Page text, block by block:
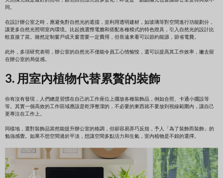
同。
在設計辦公室之時，應避免對自然光的遮擋，並利用透明建材，如玻璃等對空間進行功能劃分，
讓更多自然光照明室內環境。比起挑選慳電膽和搭配各種模式的特色燈具，引入自然光的設計比
較直接了當。雖然定制窗戶或天窗需要一定費用，但長遠來看可以節約能源，節省電費。
此外，多項研究表明，辦公室的自然光不僅能令員工心情愉悅，還可以提高其工作效率，撇去留
在辦公室的局促感。
3. 用室內植物代替累贅的裝飾
你有沒有發現，人們總是習慣在自己的工作座位上擺放各種裝飾品，例如合照、卡通小擺設等
等。其實一個高效的工作區域應該是乾淨整潔的，不必要的東西就不要放到視線範圍內，讓自己
更專注在工作上。
同樣地，選對裝飾品當然能提升辦公室的格調，但卻容易弄巧反拙，予人「為了裝飾而裝飾」的
勉強感覺。如果不想空間過於平淡，想讓空間多點活力和生氣，室內植物是不錯的選擇。